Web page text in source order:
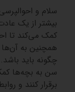
سلام و
بیشتر از یک
کمک می‌کند تا
همچنین به آن‌ها
چگونه باید
سن به بچه‌ها کمک
برقرار کنند و